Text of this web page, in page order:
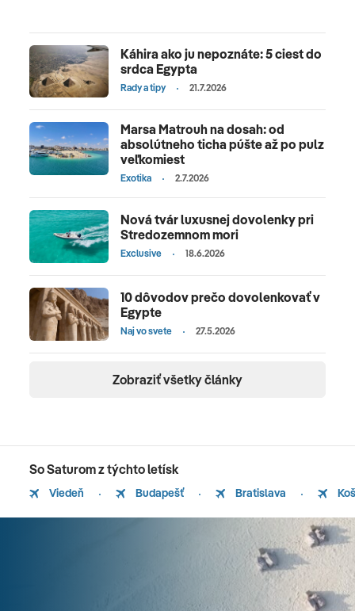
Káhira ako ju nepoznáte: 5 ciest do
srdca Egypta
Rady a tipy 21.7.2026
Marsa Matrouh na dosah: od
absolútneho ticha púšte až po pulz
veľkomiest
Exotika 2.7.2026
Nová tvár luxusnej dovolenky pri
Stredozemnom mori
Exclusive 18.6.2026
10 dôvodov prečo dovolenkovať v
Egypte
Naj vo svete 27.5.2026
Zobraziť všetky články
So Saturom z týchto letísk
Viedeň Budapešť Bratislava